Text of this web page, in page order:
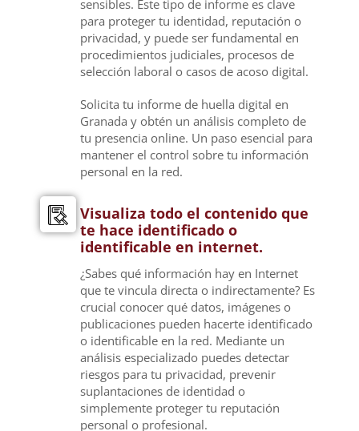
sensibles. Este tipo de informe es clave
para proteger tu identidad, reputación o
privacidad, y puede ser fundamental en
procedimientos judiciales, procesos de
selección laboral o casos de acoso digital.
Solicita tu informe de huella digital en
Granada y obtén un análisis completo de
tu presencia online. Un paso esencial para
mantener el control sobre tu información
personal en la red.
Visualiza todo el contenido que
te hace identificado o
identificable en internet.
¿Sabes qué información hay en Internet
que te vincula directa o indirectamente? Es
crucial conocer qué datos, imágenes o
publicaciones pueden hacerte identificado
o identificable en la red. Mediante un
análisis especializado puedes detectar
riesgos para tu privacidad, prevenir
suplantaciones de identidad o
simplemente proteger tu reputación
personal o profesional.